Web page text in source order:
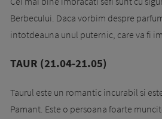
Berbecului. Daca vorbim despre
intotdeauna unul puternic, care va fi
TAUR (21.04-21.05)
Taurul este un romantic incurabil si
Pamant. Este o persoana foarte